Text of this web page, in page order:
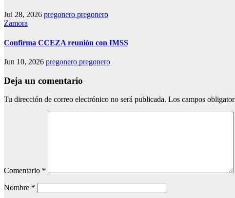
Jul 28, 2026 pregonero pregonero
Zamora
Confirma CCEZA reunión con IMSS
Jun 10, 2026 pregonero pregonero
Deja un comentario
Tu dirección de correo electrónico no será publicada. Los campos
Comentario *
Nombre *